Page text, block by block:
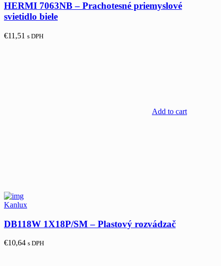
HERMI 7063NB – Prachotesné priemyslové
svietidlo biele
€11,51 s DPH
Add to cart
Kanlux
DB118W 1X18P/SM – Plastový rozvádzač
€10,64 s DPH